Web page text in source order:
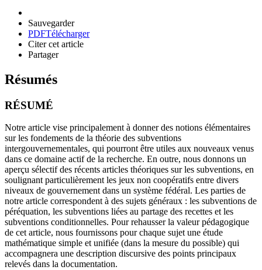
Sauvegarder
PDFTélécharger
Citer cet article
Partager
Résumés
RÉSUMÉ
Notre article vise principalement à donner des notions élémentaires
sur les fondements de la théorie des subventions
intergouvernementales, qui pourront être utiles aux nouveaux venus
dans ce domaine actif de la recherche. En outre, nous donnons un
aperçu sélectif des récents articles théoriques sur les subventions, en
soulignant particulièrement les jeux non coopératifs entre divers
niveaux de gouvernement dans un système fédéral. Les parties de
notre article correspondent à des sujets généraux : les subventions de
péréquation, les subventions liées au partage des recettes et les
subventions conditionnelles. Pour rehausser la valeur pédagogique
de cet article, nous fournissons pour chaque sujet une étude
mathématique simple et unifiée (dans la mesure du possible) qui
accompagnera une description discursive des points principaux
relevés dans la documentation.